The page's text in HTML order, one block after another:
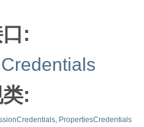
:
:
, PropertiesCredentials